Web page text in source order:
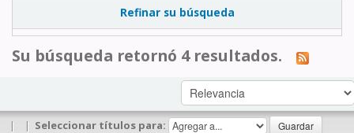
Refinar su búsqueda
Su búsqueda retornó 4 resultados.
| | Seleccionar títulos para: